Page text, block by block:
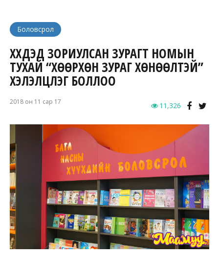
Боловсрол
ХҮҮХДЭД ЗОРИУЛСАН ЗУРАГТ НОМЫН
ТУХАЙ “ХӨӨРХӨН ЗУРАГ ХӨНӨӨЛТЭЙ”
ХЭЛЭЛЦҮҮЛЭГ БОЛЛОО
2018 он 11 сар 17 11,326